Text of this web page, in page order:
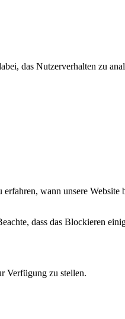
das Nutzerverhalten zu
wann unsere
dass das Blockieren
Verfügung zu stellen.